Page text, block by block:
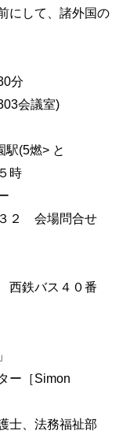
にして、諸外国の
分
会議室)
駅(5燃> と
時
会場問合せ
西鉄バス４０番
［Simon
法務福祉部